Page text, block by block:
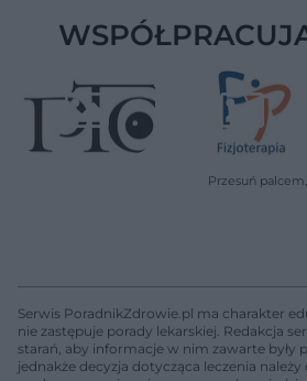
Serwis PoradnikZdrowie.pl ma charakter
nie zastępuje porady lekarskiej. Redakcja
starań, aby informacje w nim zawarte były
jednakże decyzja dotycząca leczenia należy